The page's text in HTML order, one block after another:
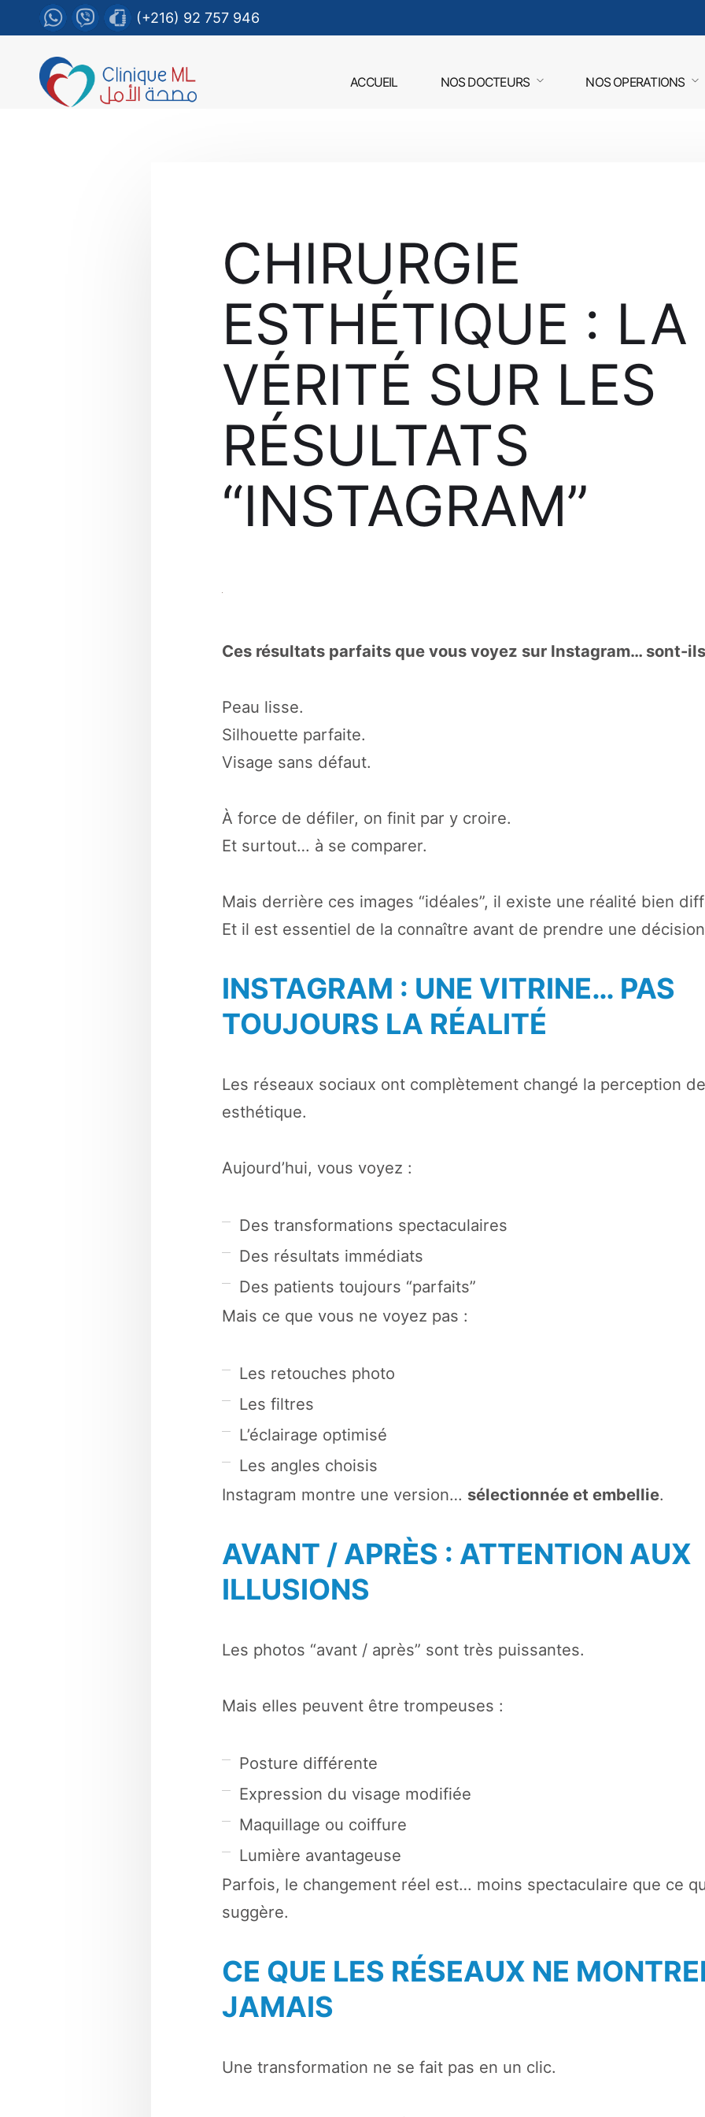
(+216) 92 757 946
ACCUEIL NOS DOCTEURS NOS OPERATIONS
CHIRURGIE
ESTHÉTIQUE : LA
VÉRITÉ SUR LES
RÉSULTATS
“INSTAGRAM”
Ces résultats parfaits que vous voyez sur Instagram… sont-
Peau lisse.
Silhouette parfaite.
Visage sans défaut.
À force de défiler, on finit par y croire.
Et surtout… à se comparer.
Mais derrière ces images “idéales”, il existe une réalité bien
Et il est essentiel de la connaître avant de prendre une
INSTAGRAM : UNE VITRINE… PAS
TOUJOURS LA RÉALITÉ
Les réseaux sociaux ont complètement changé la perception
esthétique.
Aujourd’hui, vous voyez :
Des transformations spectaculaires
Des résultats immédiats
Des patients toujours “parfaits”
Mais ce que vous ne voyez pas :
Les retouches photo
Les filtres
L’éclairage optimisé
Les angles choisis
Instagram montre une version… sélectionnée et embellie.
AVANT / APRÈS : ATTENTION AUX
ILLUSIONS
Les photos “avant / après” sont très puissantes.
Mais elles peuvent être trompeuses :
Posture différente
Expression du visage modifiée
Maquillage ou coiffure
Lumière avantageuse
Parfois, le changement réel est… moins spectaculaire que ce
suggère.
CE QUE LES RÉSEAUX NE
JAMAIS
Une transformation ne se fait pas en un clic.